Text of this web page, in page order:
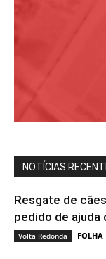
NOTÍCIAS
Resgate de
pedido de ajuda
Volta Redonda FOLHA